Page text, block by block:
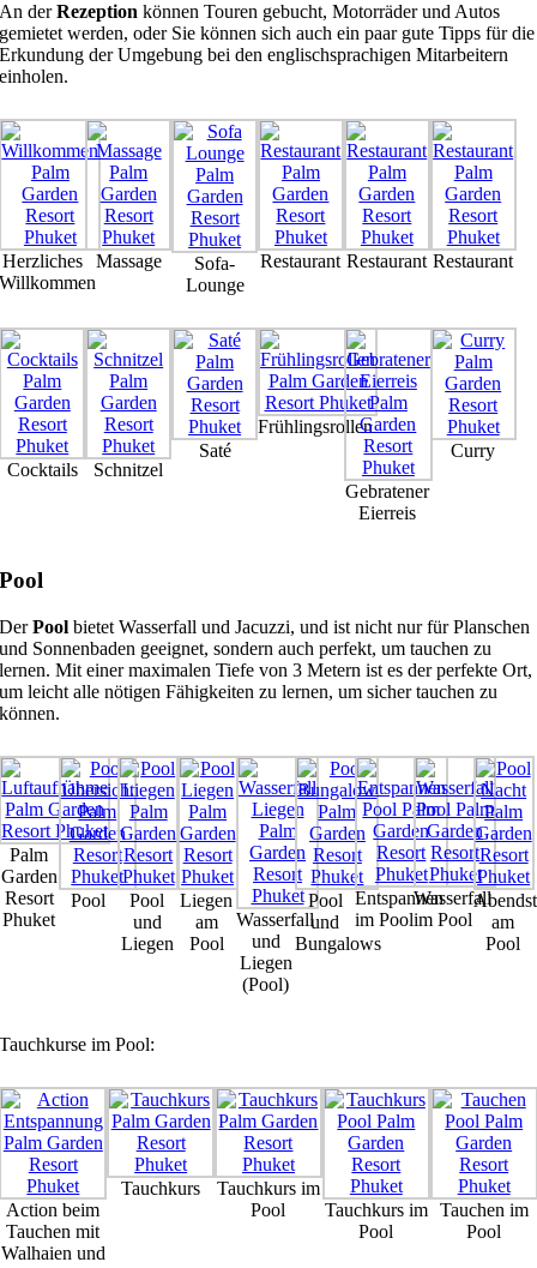
An derRezeption können Touren gebucht, Motorräder und Autos
gemietet werden, oder Sie können sich auch ein paar gute Tipps für die
Erkundung der Umgebung bei den englischsprachigen Mitarbeitern
einholen.
Herzliches
Willkommen
Massage
Sofa-
Lounge
Restaurant Restaurant Restaurant
Cocktails Schnitzel
Saté
Frühlingsrollen
Gebratener
Eierreis
Curry
Pool
DerPoolbietet Wasserfall und Jacuzzi, und ist nicht nur für Planschen
und Sonnenbaden geeignet, sondern auch perfekt, um tauchen zu
lernen. Mit einer maximalen Tiefe von 3 Metern ist es der perfekte Ort,
um leicht alle nötigen Fähigkeiten zu lernen, um sicher tauchen zu
können.
Palm
Garden
Resort
Phuket
Pool
Pool
und
Liegen
Liegen
am
Pool
Wasserfall
und
Liegen
(Pool)
Pool
und
Bungalows
Entspannen
im Pool
Wasserfall
im Pool
am
Pool
Tauchkurse im Pool:
Action beim
Tauchen mit
Walhaien und
Tauchkurs
Tauchkurs im
Pool
Tauchkurs im
Pool
Tauchen im
Pool